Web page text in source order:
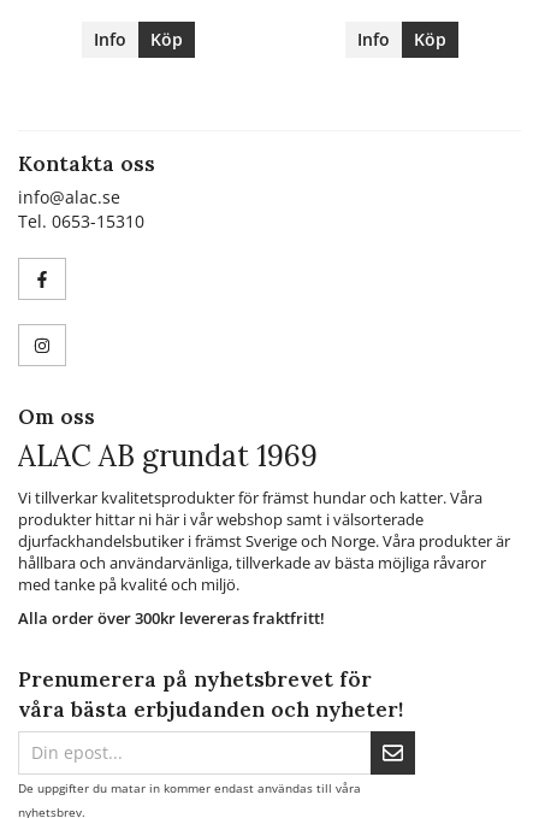
Info Köp Info Köp
Kontakta oss
info@alac.se
Tel. 0653-15310
Om oss
ALAC AB grundat 1969
Vi tillverkar kvalitetsprodukter för främst hundar och katter. Våra
produkter hittar ni här i vår webshop samt i välsorterade
djurfackhandelsbutiker i främst Sverige och Norge. Våra produkter är
hållbara och användarvänliga, tillverkade av bästa möjliga råvaror
med tanke på kvalité och miljö.
Alla order över 300kr levereras fraktfritt!
Prenumerera på nyhetsbrevet för
våra bästa erbjudanden och nyheter!
De uppgifter du matar in kommer endast användas till våra
nyhetsbrev.